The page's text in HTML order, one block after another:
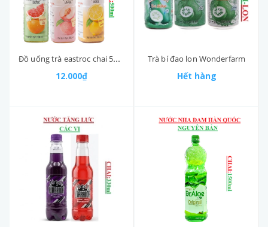
Đồ uống trà eastroc chai 500ml
12.000₫
Trà bí đao lon Wonderfarm
Hết hàng